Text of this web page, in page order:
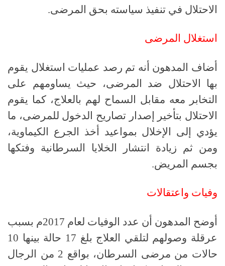
الاحتلال في تنفيذ سياسته بحق المرضى.
استغلال المرضى
أضاف المدهون أنه تم رصد عمليات استغلال يقوم
بها الاحتلال ضد المرضى، حيث يساومهم على
التخابر معه مقابل السماح لهم بالعلاج، كما يقوم
الاحتلال بتأخير إصدار تصاريح الدخول للمرضى، ما
يؤدي إلى الإخلال بمواعيد أخذ الجرع الكيماوية،
ومن ثم زيادة انتشار الخلايا السرطانية وفتكها
بجسم المريض.
وفيات واعتقالات
أوضح المدهون أن عدد الوفيات لعام 2017م بسبب
عرقلة وصولهم لتلقي العلاج بلغ 17 حالة بينها 10
حالات من مرضى السرطان، بواقع 2 من الرجال